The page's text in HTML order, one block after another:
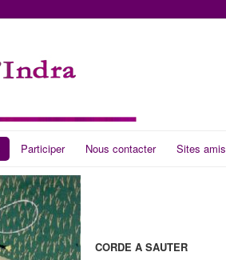
Participer Nous contacter Sites amis
CORDE A SAUTER